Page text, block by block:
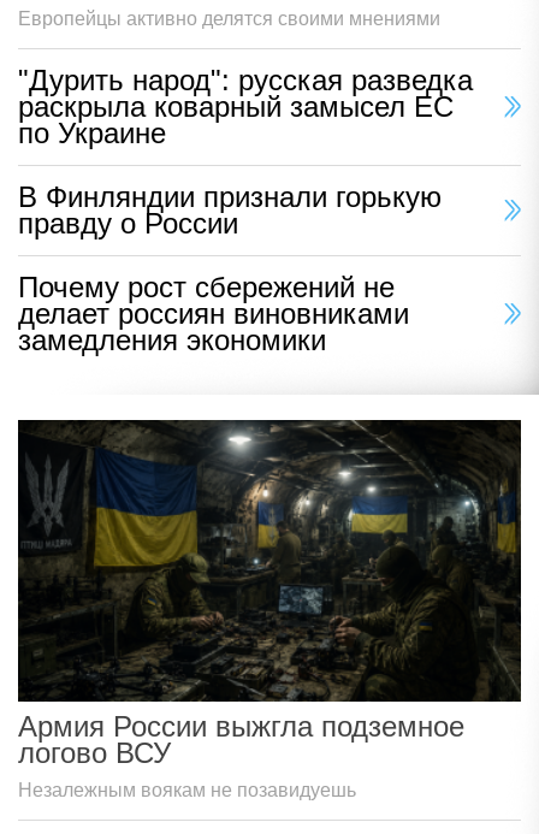
Европейцы активно делятся своими мнениями
"Дурить народ": русская разведка
раскрыла коварный замысел ЕС
по Украине
В Финляндии признали горькую
правду о России
Почему рост сбережений не
делает россиян виновниками
замедления экономики
Армия России выжгла подземное
логово ВСУ
Незалежным воякам не позавидуешь